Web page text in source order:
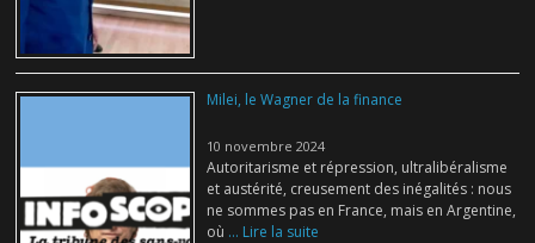
Milei, le Wagner de la finance
10 novembre 2024
Autoritarisme et répression, ultralibéralisme
et austérité, creusement des inégalités : nous
ne sommes pas en France, mais en Argentine,
où ... Lire la suite